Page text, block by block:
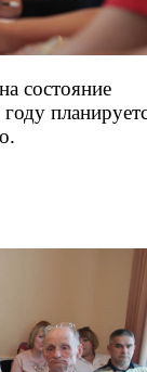
состояние